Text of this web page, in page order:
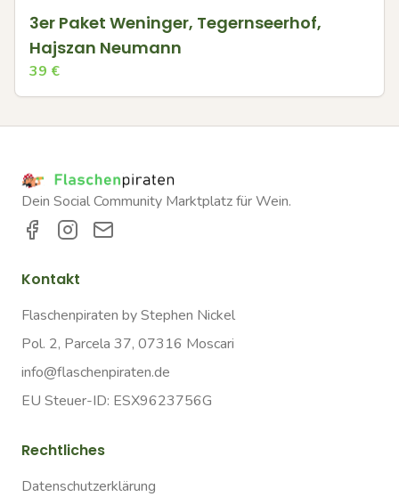
3er Paket Weninger, Tegernseerhof,
Hajszan Neumann
39 €
Dein Social Community Marktplatz für Wein.
Kontakt
Flaschenpiraten by Stephen Nickel
Pol. 2, Parcela 37, 07316 Moscari
info@flaschenpiraten.de
EU Steuer-ID: ESX9623756G
Rechtliches
Datenschutzerklärung